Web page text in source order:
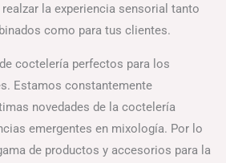
la experiencia sensorial tanto
como para tus clientes.
coctelería perfectos para los
Estamos constantemente
novedades de la coctelería
emergentes en mixología. Por lo
de productos y accesorios para la